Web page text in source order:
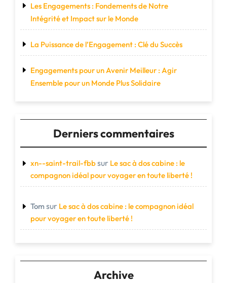
Les Engagements : Fondements de Notre
Intégrité et Impact sur le Monde
La Puissance de l’Engagement : Clé du Succès
Engagements pour un Avenir Meilleur : Agir
Ensemble pour un Monde Plus Solidaire
Derniers commentaires
xn--saint-trail-fbbsur Le sac à dos cabine : le
compagnon idéal pour voyager en toute liberté !
Tom sur Le sac à dos cabine : le compagnon idéal
pour voyager en toute liberté !
Archive